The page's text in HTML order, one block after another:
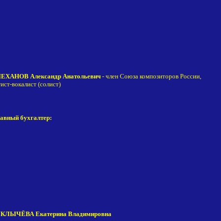
Александр Анатольевич - член Союза композиторов России,
вокалист (солист)
бухгалтер:
Екатерина Владимировна